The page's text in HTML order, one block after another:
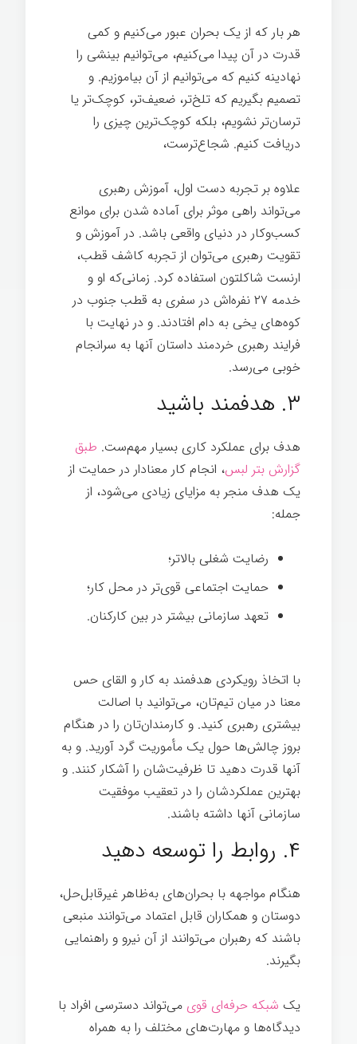
هر بار که از یک بحران عبور می‌کنیم و کمی
قدرت در آن پیدا می‌کنیم، می‌توانیم بینشی را
نهادینه کنیم که می‌توانیم از آن بیاموزیم. و
تصمیم بگیریم که تلخ‌تر، ضعیف‌تر، کوچک‌تر یا
ترسان‌تر نشویم، بلکه کوچک‌ترین چیزی را
دریافت کنیم. شجاع‌ترست،
علاوه بر تجربه دست اول، آموزش رهبری
می‌تواند راهی موثر برای آماده شدن برای موانع
کسب‌وکار در دنیای واقعی باشد. در آموزش و
تقویت رهبری می‌توان از تجربه کاشف قطب،
ارنست شاکلتون استفاده کرد. زمانی‌که او و
خدمه ۲۷ نفره‌اش در سفری به قطب جنوب در
کوه‌های یخی به دام افتادند. و در نهایت با
فرایند رهبری خردمند داستان آنها به سرانجام
خوبی می‌رسد.
۳. هدفمند باشید
هدف برای عملکرد کاری بسیار مهم‌ست. طبق
گزارش بتر لبس، انجام کار معنادار در حمایت از
یک هدف منجر به مزایای زیادی می‌شود، از
جمله:
رضایت شغلی بالاتر؛
حمایت اجتماعی قوی‌تر در محل کار؛
تعهد سازمانی بیشتر در بین کارکنان.
با اتخاذ رویکردی هدفمند به کار و القای حس
معنا در میان تیم‌تان، می‌توانید با اصالت
بیشتری رهبری کنید. و کارمندان‌تان را در هنگام
بروز چالش‌ها حول یک مأموریت گرد آورید. و به
آنها قدرت دهید تا ظرفیت‌شان را آشکار کنند. و
بهترین عملکردشان را در تعقیب موفقیت
سازمانی آنها داشته باشند.
۴. روابط را توسعه دهید
هنگام مواجهه با بحران‌های به‌ظاهر غیرقابل‌حل،
دوستان و همکاران قابل اعتماد می‌توانند منبعی
باشند که رهبران می‌توانند از آن نیرو و راهنمایی
بگیرند.
یک شبکه حرفه‌ای قوی می‌تواند دسترسی افراد با
دیدگاه‌ها و مهارت‌های مختلف را به همراه